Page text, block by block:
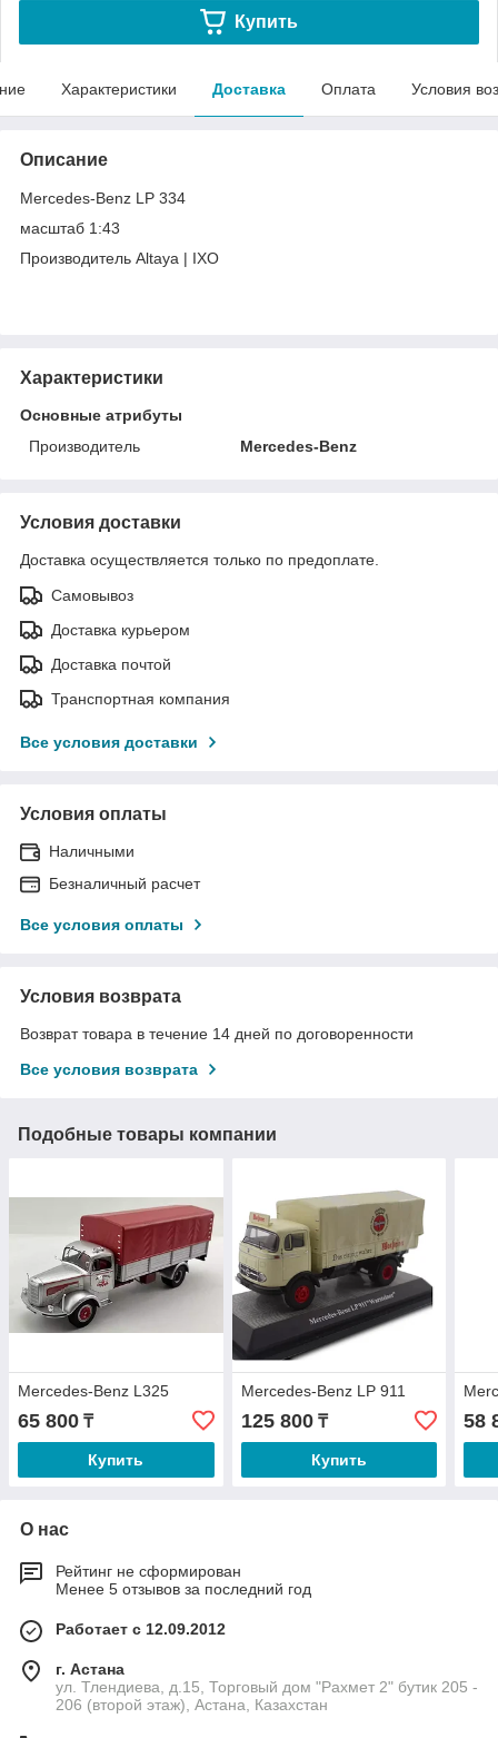
Купить
Характеристики Доставка Оплата Условия
Описание
Mercedes-Benz LP 334
масштаб 1:43
Производитель Altaya | IXO
Характеристики
Основные атрибуты
Производитель
Mercedes-Benz
Условия доставки
Доставка осуществляется только по предоплате.
Самовывоз
Доставка курьером
Доставка почтой
Транспортная компания
Все условия доставки
Условия оплаты
Наличными
Безналичный расчет
Все условия оплаты
Условия возврата
Возврат товара в течение 14 дней по договоренности
Все условия возврата
Подобные товары компании
Mercedes-Benz L325
65 800 ₸
Купить
Mercedes-Benz LP 911
125 800₸
Купить
58
О нас
Рейтинг не сформирован
Менее 5 отзывов за последний год
Работает с 12.09.2012
г. Астана
ул. Тлендиева, д.15, Торговый дом "Рахмет 2" бутик 205 -
206 (второй этаж), Астана, Казахстан